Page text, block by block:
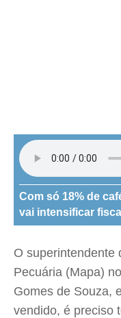
Com só 18% de
vai intensificar
O superintendente
Pecuária (Mapa)
Gomes de Souza,
vendido, é preciso